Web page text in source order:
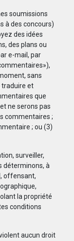
soumissions
à des concours)
des idées
des plans ou
e-mail, par
sans
traduire et
que
ne serons pas
commentaires ;
; ou (3)
surveiller,
déterminons, à
offensant,
la propriété
conditions
aucun droit